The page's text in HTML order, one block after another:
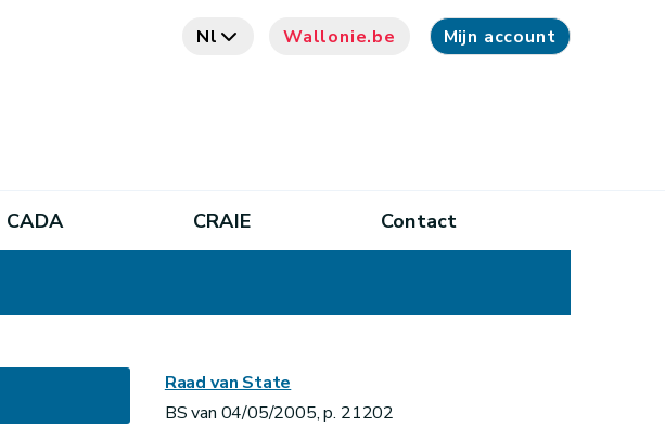
Nl Wallonie.be Mijn account
CADA CRAIE Contact
Raad van State
BS van 04/05/2005, p. 21202